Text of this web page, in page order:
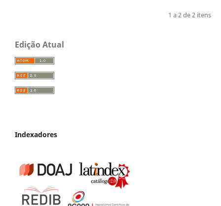
1 a 2 de 2 itens
Edição Atual
Indexadores